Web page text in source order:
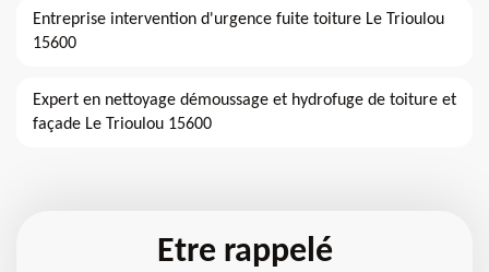
Entreprise intervention d'urgence fuite toiture Le Trioulou
15600
Expert en nettoyage démoussage et hydrofuge de toiture et
façade Le Trioulou 15600
Etre rappelé